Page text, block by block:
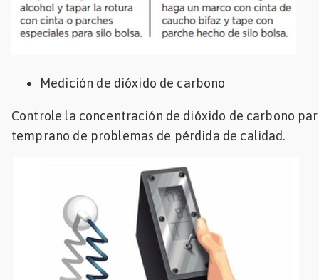
Medición de dióxido de carbono
Controle la concentración de dióxido de carbono
temprano de problemas de pérdida de calidad.